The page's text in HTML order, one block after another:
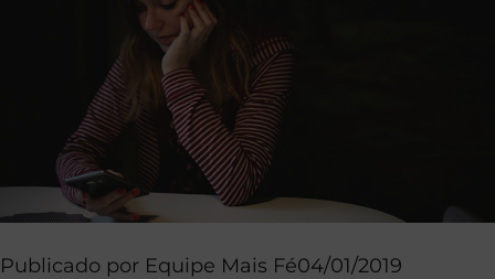
Publicado por Equipe Mais Fé04/01/2019